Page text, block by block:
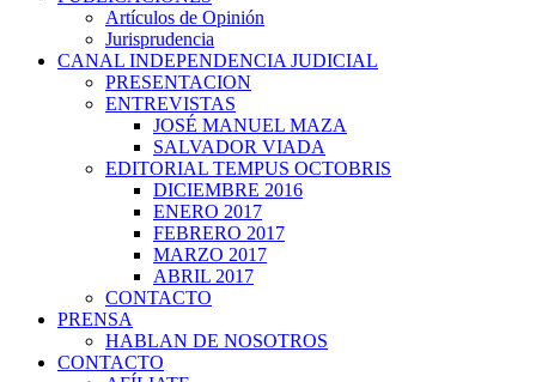
Artículos de Opinión
Jurisprudencia
CANAL INDEPENDENCIA JUDICIAL
PRESENTACION
ENTREVISTAS
JOSÉ MANUEL MAZA
SALVADOR VIADA
EDITORIAL TEMPUS OCTOBRIS
DICIEMBRE 2016
ENERO 2017
FEBRERO 2017
MARZO 2017
ABRIL 2017
CONTACTO
PRENSA
HABLAN DE NOSOTROS
CONTACTO